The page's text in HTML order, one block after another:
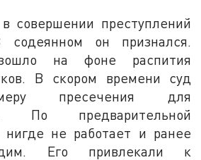
совершении преступлений
он признался.
на фоне распития
В скором времени суд
пресечения для
По предварительной
не работает и ранее
Его привлекали к